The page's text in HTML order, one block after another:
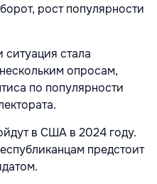
рост популярности
стала
опросам,
по популярности
в США в 2024 году.
предстоит